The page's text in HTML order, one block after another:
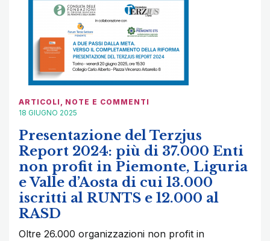
ARTICOLI , NOTE E COMMENTI
18 GIUGNO 2025
Presentazione del Terzjus
Report 2024: più di 37.000 Enti
non profit in Piemonte, Liguria
e Valle d’Aosta di cui 13.000
iscritti al RUNTS e 12.000 al
RASD
Oltre 26.000 organizzazioni non profit in